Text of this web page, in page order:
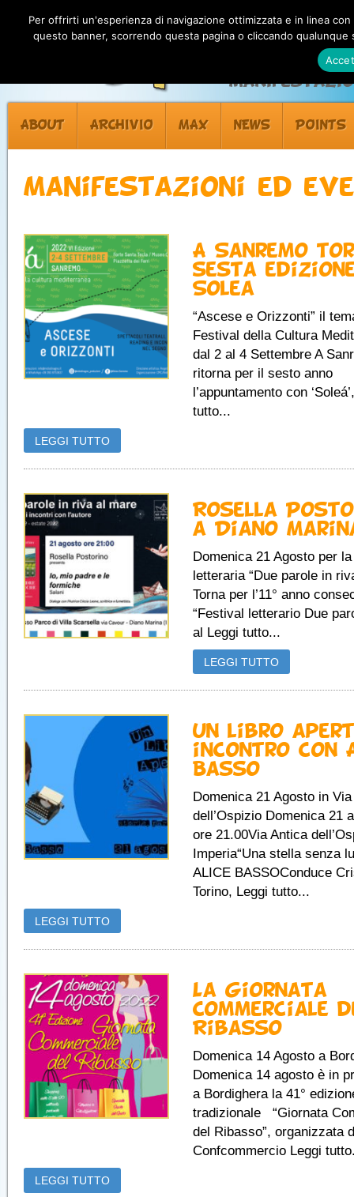
ABOUT ARCHIVIO MAX NEWS POINTS
Manifestazioni ed
A Sanremo
sesta
Solea
“Ascese e Orizzonti” il
Festival della Cultura
dal 2 al 4 Settembre A
ritorna per il sesto anno
l’appuntamento con
tutto...
LEGGI TUTTO
Rosella
a Diano
Domenica 21 Agosto per
letteraria “Due parole in
Torna per l’11° anno
“Festival letterario Due
al Leggi tutto...
LEGGI TUTTO
Un libro
incontro con
Basso
Domenica 21 Agosto in
dell’Ospizio Domenica 21
ore 21.00Via Antica
Imperia“Una stella senza
ALICE BASSOConduce
Torino, Leggi tutto...
LEGGI TUTTO
La Giornata
Commerciale
Ribasso
Domenica 14 Agosto a
Domenica 14 agosto è in
a Bordighera la 41°
tradizionale “Giornata
del Ribasso”, organizzata
Confcommercio Leggi
LEGGI TUTTO
Per offrirti un'esperienza di navigazione ottimizzata e in linea
questo banner, scorrendo questa pagina o cliccando